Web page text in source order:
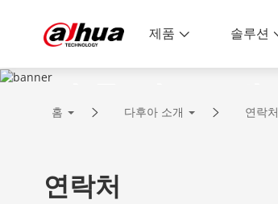
제품 솔루션
다후아 소개
홈 다후아 소개 연락처
연락처